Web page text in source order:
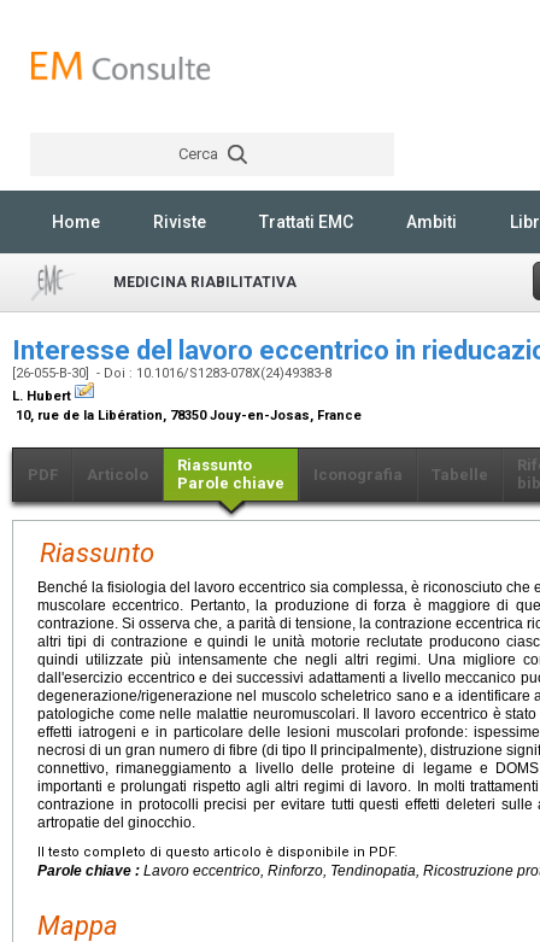
Cerca
Home Riviste Trattati EMC Ambiti
MEDICINA RIABILITATIVA
Interesse del lavoro eccentrico in
[26-055-B-30] - Doi : 10.1016/S1283-078X(24)49383-8
L. Hubert
10, rue de la Libération, 78350 Jouy-en-Josas, France
PDF Articolo
Riassunto
Parole chiave
Iconografia Tabelle
Riassunto
Benché la fisiologia del lavoro eccentrico sia complessa, è riconosciuto che
muscolare eccentrico. Pertanto, la produzione di forza è maggiore di
contrazione. Si osserva che, a parità di tensione, la contrazione eccentrica
altri tipi di contrazione e quindi le unità motorie reclutate producono
quindi utilizzate più intensamente che negli altri regimi. Una migliore
dall'esercizio eccentrico e dei successivi adattamenti a livello meccanico
degenerazione/rigenerazione nel muscolo scheletrico sano e a identificare
patologiche come nelle malattie neuromuscolari. Il lavoro eccentrico è
effetti iatrogeni e in particolare delle lesioni muscolari profonde:
necrosi di un gran numero di fibre (di tipo II principalmente), distruzione
connettivo, rimaneggiamento a livello delle proteine di legame e
importanti e prolungati rispetto agli altri regimi di lavoro. In molti
contrazione in protocolli precisi per evitare tutti questi effetti deleteri
artropatie del ginocchio.
Il testo completo di questo articolo è disponibile in PDF.
Parole chiave : Lavoro eccentrico, Rinforzo, Tendinopatia, Ricostruzione
Mappa